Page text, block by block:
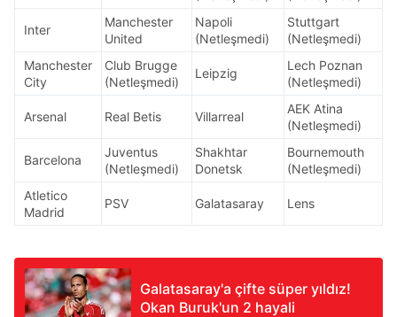
için Ayarlar butonuna tıklayabilir,Çerez Bilgilendirme
ziyaret edebilirsiniz.
6698 sayılı Kişisel Verilerin Korunması Kanunu uyarınca
hazırlanmış Aydınlatma Metnimizi okumak ve sitemizde
ilgili mevzuata uygun olarak kullanılan çerezlerle ilgili bilgi
almak için lütfen tıklayınız
Inter
Manchester
United
Napoli
(Netleşmedi)
Stuttgart
(Netleşmedi)
Manchester
City
Club Brugge
(Netleşmedi)
Leipzig
Lech Poznan
(Netleşmedi)
Arsenal Real Betis Villarreal
AEK Atina
(Netleşmedi)
Barcelona
Juventus
(Netleşmedi)
Shakhtar
Donetsk
Bournemouth
(Netleşmedi)
Atletico
Madrid
PSV Galatasaray Lens
Galatasaray'a çifte süper yıldız!
Okan Buruk'un 2 hayali